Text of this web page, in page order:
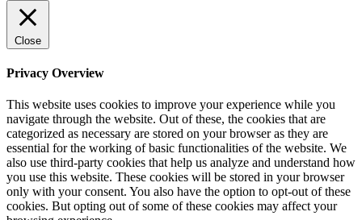
Close
Privacy Overview
This website uses cookies to improve your experience while you
navigate through the website. Out of these, the cookies that are
categorized as necessary are stored on your browser as they are
essential for the working of basic functionalities of the website. We
also use third-party cookies that help us analyze and understand how
you use this website. These cookies will be stored in your browser
only with your consent. You also have the option to opt-out of these
cookies. But opting out of some of these cookies may affect your